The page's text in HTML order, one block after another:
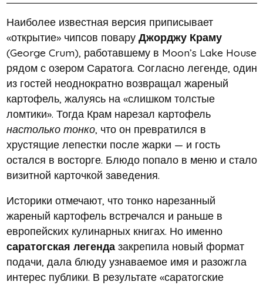
Наиболее известная версия приписывает
«открытие» чипсов повару Джорджу Краму
(George Crum), работавшему в Moon’s Lake House
рядом с озером Саратога. Согласно легенде, один
из гостей неоднократно возвращал жареный
картофель, жалуясь на «слишком толстые
ломтики». Тогда Крам нарезал картофель
настолько тонко, что он превратился в
хрустящие лепестки после жарки — и гость
остался в восторге. Блюдо попало в меню и стало
визитной карточкой заведения.
Историки отмечают, что тонко нарезанный
жареный картофель встречался и раньше в
европейских кулинарных книгах. Но именно
саратогская легендазакрепила новый формат
подачи, дала блюду узнаваемое имя и разожгла
интерес публики. В результате «саратогские